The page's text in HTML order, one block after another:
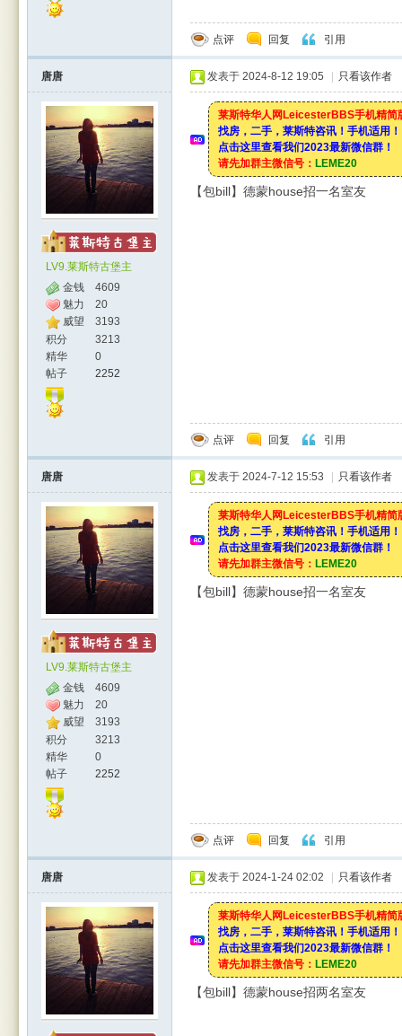
点评 回复 引用
唐唐
LV9.莱斯特古堡主
金钱
4609
魅力
20
威望
3193
积分
3213
精华
0
帖子
2252
发表于 2024-8-12 19:05 只看该作者
莱斯特华人网LeicesterBBS手机精简
找房，二手，莱斯特咨讯！手机适用！
点击这里查看我们2023最新微信群！
请先加群主微信号： LEME20
【包bill】德蒙house招一名室友
点评 回复 引用
唐唐
LV9.莱斯特古堡主
金钱
4609
魅力
20
威望
3193
积分
3213
精华
0
帖子
2252
发表于 2024-7-12 15:53 只看该作者
莱斯特华人网LeicesterBBS手机精简
找房，二手，莱斯特咨讯！手机适用！
点击这里查看我们2023最新微信群！
请先加群主微信号： LEME20
【包bill】德蒙house招一名室友
点评 回复 引用
唐唐 发表于 2024-1-24 02:02 只看该作者
莱斯特华人网LeicesterBBS手机精简
找房，二手，莱斯特咨讯！手机适用！
点击这里查看我们2023最新微信群！
请先加群主微信号： LEME20
【包bill】德蒙house招两名室友